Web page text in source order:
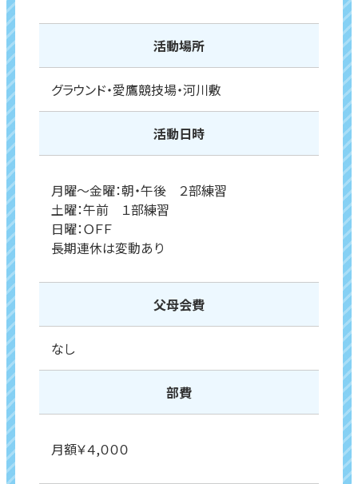
活動場所
グラウンド・愛鷹競技場・河川敷
活動日時
月曜～金曜：朝・午後 ２部練習
土曜：午前 １部練習
日曜：ＯＦＦ
長期連休は変動あり
父母会費
なし
部費
月額￥４,０００